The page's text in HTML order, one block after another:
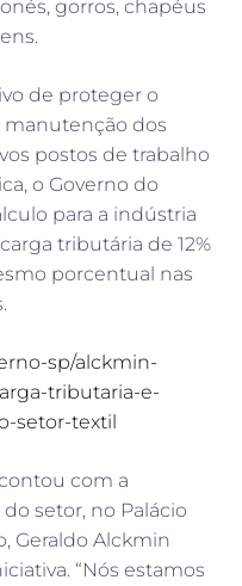
gorros, chapéus
de proteger o
manutenção dos
postos de trabalho
o Governo do
para a indústria
tributária de 12%
porcentual nas
sp/alckmin-
tributaria-e-
setor-textil
com a
setor, no Palácio
Geraldo Alckmin
“Nós estamos